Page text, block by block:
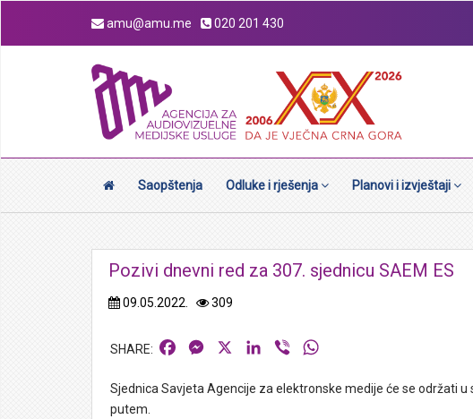
amu@amu.me 020 201 430
Saopštenja Odluke i rješenja Planovi i izvještaji
Pozivi dnevni red za 307. sjednicu SAEM ES
09.05.2022. 309
FacebookMessengerLinkedIn
Viber
Sjednica Savjeta Agencije za elektronske medije će se održati
putem.